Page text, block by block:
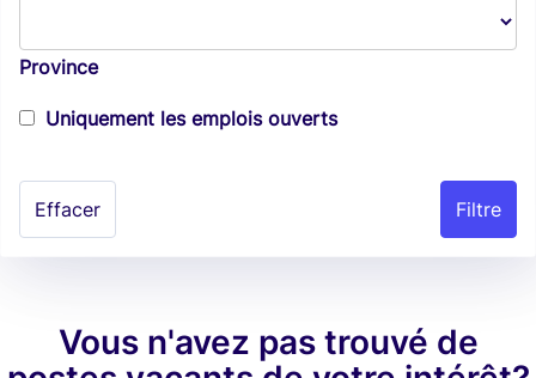
Province
Uniquement les emplois ouverts
Effacer
Vous n'avez pas trouvé de